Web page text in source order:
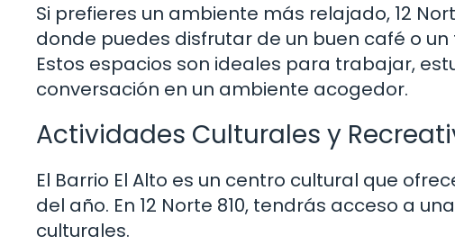
Si prefieres un ambiente más relajado, 12
donde puedes disfrutar de un buen café o
Estos espacios son ideales para trabajar,
conversación en un ambiente acogedor.
Actividades Culturales y
El Barrio El Alto es un centro cultural que
del año. En 12 Norte 810, tendrás acceso a
culturales.